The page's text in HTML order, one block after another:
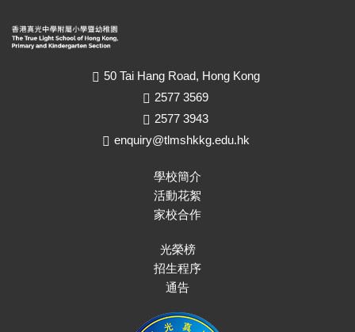
50 Tai Hang Road, Hong Kong
2577 3569
2577 3943
enquiry@tlmshkkg.edu.hk
學校簡介
活動花絮
家校合作
光榮榜
招生程序
通告